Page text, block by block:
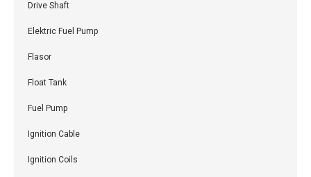
Drive Shaft
Elektric Fuel Pump
Flasor
Float Tank
Fuel Pump
Ignition Cable
Ignition Coils